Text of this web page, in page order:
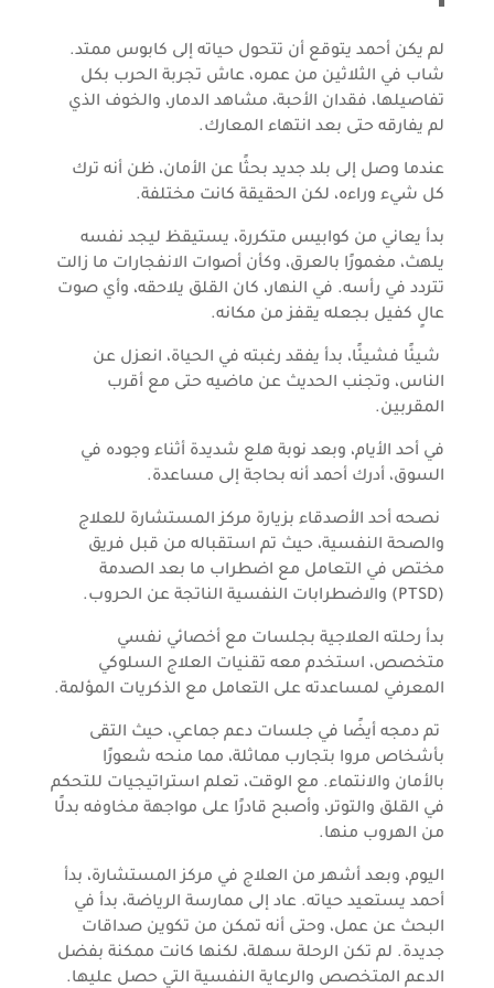
لم يكن أحمد يتوقع أن تتحول حياته إلى كابوس ممتد.
شاب في الثلاثين من عمره، عاش تجربة الحرب بكل
تفاصيلها، فقدان الأحبة، مشاهد الدمار، والخوف الذي
لم يفارقه حتى بعد انتهاء المعارك.
عندما وصل إلى بلد جديد بحثًا عن الأمان، ظن أنه ترك
كل شيء وراءه، لكن الحقيقة كانت مختلفة.
بدأ يعاني من كوابيس متكررة، يستيقظ ليجد نفسه
يلهث، مغمورًا بالعرق، وكأن أصوات الانفجارات ما زالت
تتردد في رأسه. في النهار، كان القلق يلاحقه، وأي صوت
عالٍ كفيل بجعله يقفز من مكانه.
شيئًا فشيئًا، بدأ يفقد رغبته في الحياة، انعزل عن
الناس، وتجنب الحديث عن ماضيه حتى مع أقرب
المقربين.
في أحد الأيام، وبعد نوبة هلع شديدة أثناء وجوده في
السوق، أدرك أحمد أنه بحاجة إلى مساعدة.
نصحه أحد الأصدقاء بزيارة مركز المستشارة للعلاج
والصحة النفسية، حيث تم استقباله من قبل فريق
مختص في التعامل مع اضطراب ما بعد الصدمة
(PTSD) والاضطرابات النفسية الناتجة عن الحروب.
بدأ رحلته العلاجية بجلسات مع أخصائي نفسي
متخصص، استخدم معه تقنيات العلاج السلوكي
المعرفي لمساعدته على التعامل مع الذكريات المؤلمة.
تم دمجه أيضًا في جلسات دعم جماعي، حيث التقى
بأشخاص مروا بتجارب مماثلة، مما منحه شعورًا
بالأمان والانتماء. مع الوقت، تعلم استراتيجيات للتحكم
في القلق والتوتر، وأصبح قادرًا على مواجهة مخاوفه بدلًا
من الهروب منها.
اليوم، وبعد أشهر من العلاج في مركز المستشارة، بدأ
أحمد يستعيد حياته. عاد إلى ممارسة الرياضة، بدأ في
البحث عن عمل، وحتى أنه تمكن من تكوين صداقات
جديدة. لم تكن الرحلة سهلة، لكنها كانت ممكنة بفضل
الدعم المتخصص والرعاية النفسية التي حصل عليها.